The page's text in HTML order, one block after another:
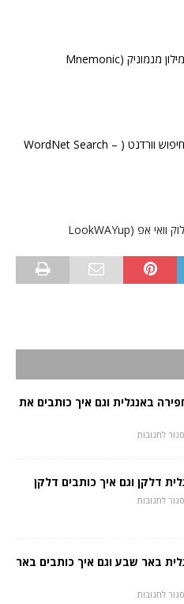
– מילון מנמוניק (Mnemonic
– חיפוש וורדנט ( WordNet Search –
– לוק וואי אפ (LookWAYup
באנגלית וגם איך כותבים את
סגור לתגובות
דלקן וגם איך כותבים דלקן
סגור לתגובות
באר שבע וגם איך כותבים באר
סגור לתגובות